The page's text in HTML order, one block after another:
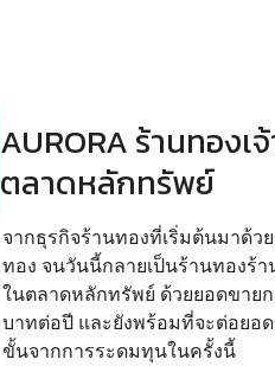
AURORA ร้านทองเ
ตลาดหลักทรัพย์
จากธุรกิจร้านทองที่เริ่มต้นมาด้ว
ทอง จนวันนี้กลายเป็นร้านทองร้
ในตลาดหลักทรัพย์ ด้วยยอดขาย
บาทต่อปี และยังพร้อมที่จะต่อยอ
ขั้นจากการระดมทุนในครั้งนี้